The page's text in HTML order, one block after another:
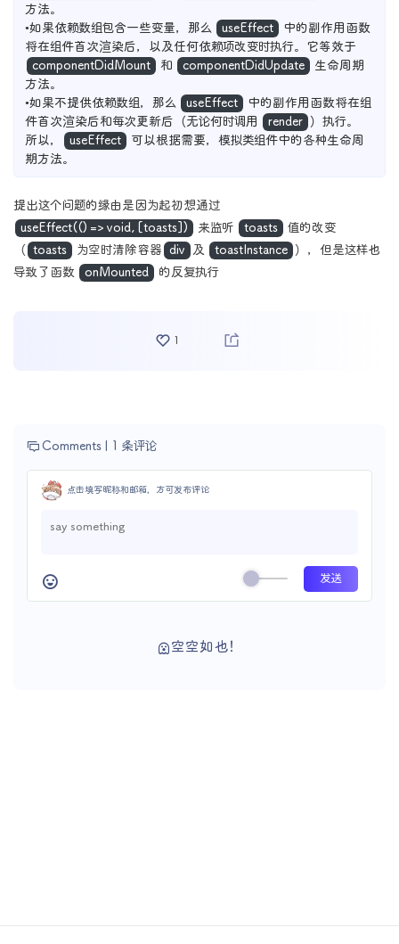
方法。
•如果依赖数组包含一些变量，那么
useEffect
中的副作用函数
将在组件首次渲染后，以及任何依赖项改变时执行。它等效于
componentDidMount
和 componentDidUpdate
生命周期
方法。
•如果不提供依赖数组，那么
useEffect
中的副作用函数将在组
件首次渲染后和每次更新后（无论何时调用
render ）执行。
所以，
useEffect
可以根据需要，模拟类组件中的各种生命周
期方法。
提出这个问题的缘由是因为起初想通过
useEffect(() => void, [toasts])
来监听 toasts
值的改变
（ toasts 为空时清除容器 div 及 toastInstance ），但是这样也
导致了函数
onMounted 的反复执行
1
Comments | 1 条评论
点击填写昵称和邮箱，方可发布评论
空空如也！